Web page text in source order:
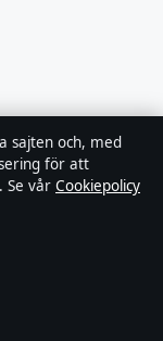
nyhetssajt
Varje
av en
sajten och, med
för att
Se vår Cookiepolicy